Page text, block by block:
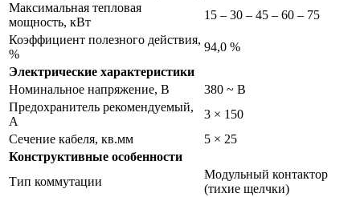
Максимальная тепловая
мощность, кВт
15 – 30 – 45 – 60 – 75
Коэффициент полезного действия,
%
94,0 %
Электрические характеристики
Номинальное напряжение, В
380 ~ В
Предохранитель рекомендуемый,
А
3 × 150
Сечение кабеля, кв.мм
5 × 25
Конструктивные особенности
Тип коммутации
Модульный контактор
(тихие щелчки)